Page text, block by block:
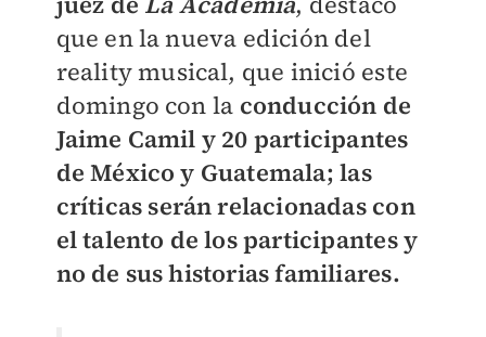
que en la nueva edición del
reality musical, que inició este
domingo con la conducción de
Jaime Camil y 20 participantes
de México y Guatemala;las
críticas serán relacionadas con
el talento de los participantes y
no de sus historias familiares.